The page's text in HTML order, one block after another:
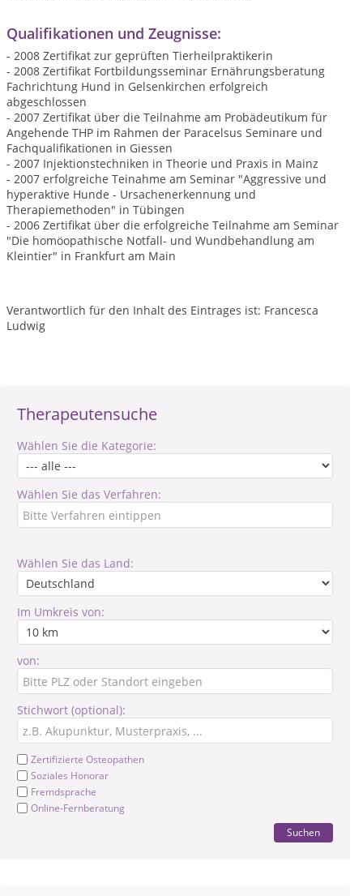
Therapeutensuche
Wählen Sie die Kategorie:
Wählen Sie das Verfahren:
Wählen Sie das Land:
Im Umkreis von:
von:
Stichwort (optional):
Zertifizierte Osteopathen
Soziales Honorar
Fremdsprache
Online-Fernberatung
Suchen
Qualifikationen und Zeugnisse:
- 2008 Zertifikat zur geprüften Tierheilpraktikerin
- 2008 Zertifikat Fortbildungsseminar Ernährungsberatung
Fachrichtung Hund in Gelsenkirchen erfolgreich
abgeschlossen
- 2007 Zertifikat über die Teilnahme am Probädeutikum für
Angehende THP im Rahmen der Paracelsus Seminare und
Fachqualifikationen in Giessen
- 2007 Injektionstechniken in Theorie und Praxis in Mainz
- 2007 erfolgreiche Teinahme am Seminar "Aggressive und
hyperaktive Hunde - Ursachenerkennung und
Therapiemethoden" in Tübingen
- 2006 Zertifikat über die erfolgreiche Teilnahme am Seminar
"Die homöopathische Notfall- und Wundbehandlung am
Kleintier" in Frankfurt am Main
Verantwortlich für den Inhalt des Eintrages ist: Francesca
Ludwig